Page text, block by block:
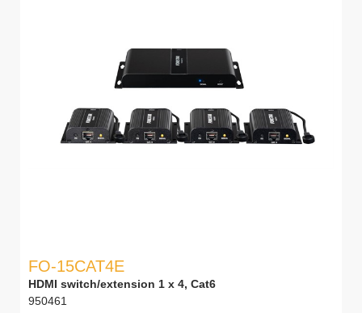
FO-15CAT4E
HDMI switch/extension 1 x 4, Cat6
950461